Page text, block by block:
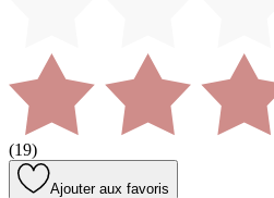
(19)
Ajouter aux favoris